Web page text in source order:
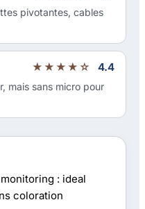
pivotantes, cables
★★★★☆ 4.4
mais sans micro pour
: ideal
coloration